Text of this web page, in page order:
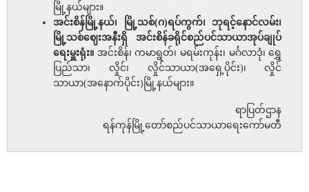
မြို့နယ်များ။
အင်းစိန်မြို့နယ်၊ မြို့သစ်(ဂ)ရပ်ကွက်၊ ဘုရင့်နောင်လမ်း၊
မြို့သစ်ဈေးအနီးရှိ အင်းစိန်ခရိုင်စည်ပင်သာယာအုပ်ချုပ်
ရေးမှူးရုံး။ အင်းစိန်၊ ကမာရွတ်၊ မရမ်းကုန်း၊ မင်္ဂလာဒုံ၊ ရွှေ
ပြည်သာ၊ လှိုင်၊ လှိုင်သာယာ(အရှေ့ပိုင်း)၊ လှိုင်
သာယာ(အနောက်ပိုင်း)မြို့နယ်များ။
ရာပြတ်ဌာန
ရန်ကုန်မြို့တော်စည်ပင်သာယာရေးကော်မတီ